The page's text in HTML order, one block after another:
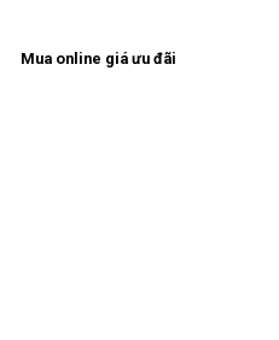
Mua online giá ưu đãi